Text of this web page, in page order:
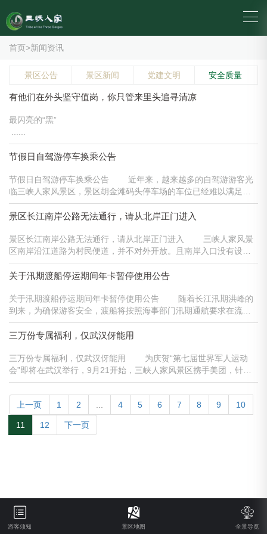
首页>新闻资讯
景区公告 景区新闻 党建文明 安全质量
有他们在外头坚守值岗，你只管来里头追寻清凉
最闪亮的“黑”
节假日自驾游停车换乘公告
节假日自驾游停车换乘公告 近年来，越来越多的自驾游游客光
临三峡人家风景区，景区胡金滩码头停车场的车位已经难以满足需
要，所以景区在离景区售票口9公里处新建了一处王家坪大型停车
场，以后凡是周末或国家法定节假日，30座以下的小汽车均停靠在
景区长江南岸公路无法通行，请从北岸正门进入
景区长江南岸公路无法通行，请从北岸正门进入 三峡人家风景
区南岸沿江道路为村民便道，并不对外开放。且南岸入口没有设置
售票窗口，游客无法购票，请来景区游玩的游客统一由三峡人家风
景区胡金滩游客中心售票厅购票进入景区。...
关于汛期渡船停运期间年卡暂停使用公告
关于汛期渡船停运期间年卡暂停使用公告 随着长江汛期洪峰的
到来，为确保游客安全，渡船将按照海事部门汛期通航要求在流量
达到38000立方米/秒时停航。目前前往三峡人家景区的游客主要通
过胡金滩渡口摆渡进入景区，在汛期渡船停运期间（具体时间以海
三万份专属福利，仅武汉伢能用
三万份专属福利，仅武汉伢能用 为庆贺“第七届世界军人运动
会”即将在武汉举行，9月21开始，三峡人家风景区携手美团，针对
武汉市民将送出共30000张免费门票，每天发放1000张，发完为
止。福利空前，数量有限，请大家抓紧时间预约！预约须知9月21日
可订10月21日的免费门票；......
上一页 1 2 4 5 6 7 8 9 10
11 12 下一页
游客须知 景区地图 全景导览